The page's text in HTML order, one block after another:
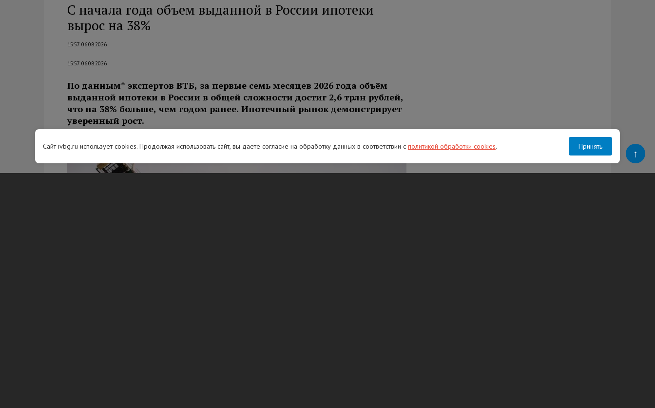
С начала года объем выданной в России ипотеки
вырос на 38%
15:57 06.08.2026
15:57 06.08.2026
По данным* экспертов ВТБ, за первые семь месяцев 2026 года объём
выданной ипотеки в России в общей сложности достиг 2,6 трлн рублей,
что на 38% больше, чем годом ранее. Ипотечный рынок демонстрирует
уверенный рост.
Сайт ivbg.ru использует cookies. Продолжая использовать сайт, вы даете согласие на обработку данных в соответствии с политикой обработки cookies. Принять
↑